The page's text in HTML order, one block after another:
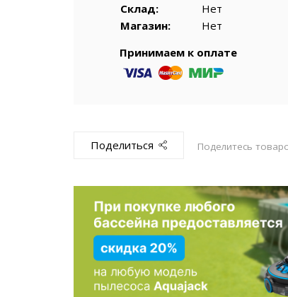
Склад:
Нет
Магазин:
Нет
Принимаем к оплате
Поделиться Поделитесь